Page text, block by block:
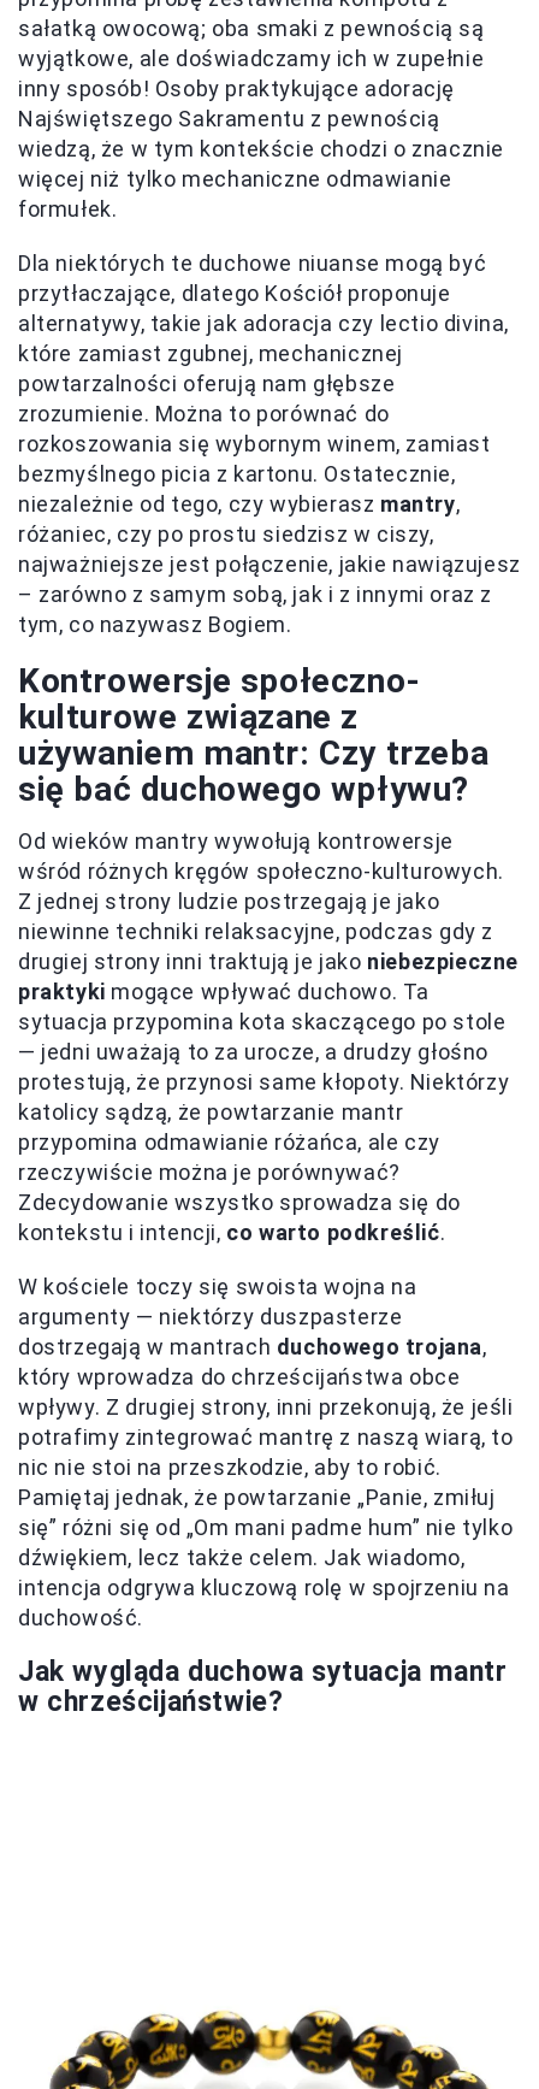
sałatką owocową; oba smaki z pewnością są
wyjątkowe, ale doświadczamy ich w zupełnie
inny sposób! Osoby praktykujące adorację
Najświętszego Sakramentu z pewnością
wiedzą, że w tym kontekście chodzi o znacznie
więcej niż tylko mechaniczne odmawianie
formułek.
Dla niektórych te duchowe niuanse mogą być
przytłaczające, dlatego Kościół proponuje
alternatywy, takie jak adoracja czy lectio divina,
które zamiast zgubnej, mechanicznej
powtarzalności oferują nam głębsze
zrozumienie. Można to porównać do
rozkoszowania się wybornym winem, zamiast
bezmyślnego picia z kartonu. Ostatecznie,
niezależnie od tego, czy wybierasz mantry,
różaniec, czy po prostu siedzisz w ciszy,
najważniejsze jest połączenie, jakie nawiązujesz
– zarówno z samym sobą, jak i z innymi oraz z
tym, co nazywasz Bogiem.
Kontrowersje społeczno-
kulturowe związane z
używaniem mantr: Czy trzeba
się bać duchowego wpływu?
Od wieków mantry wywołują kontrowersje
wśród różnych kręgów społeczno-kulturowych.
Z jednej strony ludzie postrzegają je jako
niewinne techniki relaksacyjne, podczas gdy z
drugiej strony inni traktują je jako niebezpieczne
praktyki mogące wpływać duchowo. Ta
sytuacja przypomina kota skaczącego po stole
— jedni uważają to za urocze, a drudzy głośno
protestują, że przynosi same kłopoty. Niektórzy
katolicy sądzą, że powtarzanie mantr
przypomina odmawianie różańca, ale czy
rzeczywiście można je porównywać?
Zdecydowanie wszystko sprowadza się do
kontekstu i intencji, co warto podkreślić.
W kościele toczy się swoista wojna na
argumenty — niektórzy duszpasterze
dostrzegają w mantrach duchowego trojana,
który wprowadza do chrześcijaństwa obce
wpływy. Z drugiej strony, inni przekonują, że jeśli
potrafimy zintegrować mantrę z naszą wiarą, to
nic nie stoi na przeszkodzie, aby to robić.
Pamiętaj jednak, że powtarzanie „Panie, zmiłuj
się” różni się od „Om mani padme hum” nie tylko
dźwiękiem, lecz także celem. Jak wiadomo,
intencja odgrywa kluczową rolę w spojrzeniu na
duchowość.
Jak wygląda duchowa sytuacja mantr
w chrześcijaństwie?